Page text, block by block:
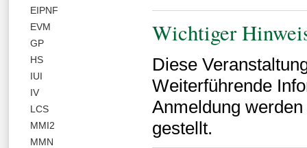
EIPNF
EVM
GP
HS
IUI
IV
LCS
MMI2
MMN
Wichtiger
Diese
Weiterführende
Anmeldung
gestellt.